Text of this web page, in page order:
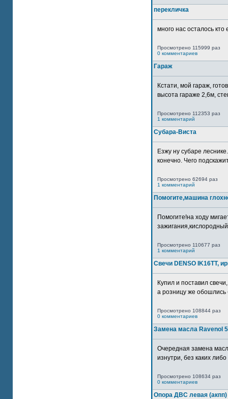
перекличка
много нас осталось
Просмотрено 115999 раз
0 комментариев
Гараж
Кстати, мой гараж,
высота гараже 2,6м,
Просмотрено 112353 раз
1 комментарий
Субара-Виста
Езжу ну субаре
конечно. Чего
Просмотрено 62694 раз
1 комментарий
Помогите,машина
Помогите!на ходу
Просмотрено 110677 раз
1 комментарий
Свечи DENSO IK16TT,
Купил и поставил
а розницу же обошлись
Просмотрено 108844 раз
0 комментариев
Замена масла Ravenol
Очередная замена
изнутри, без каких
Просмотрено 108634 раз
0 комментариев
Опора ДВС левая (акпп)